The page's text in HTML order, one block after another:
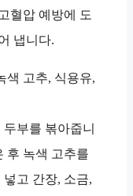
혈압 예방에 도
냅니다.
색 고추, 식용유,
부를 볶아줍니
후 녹색 고추를
고 간장, 소금,